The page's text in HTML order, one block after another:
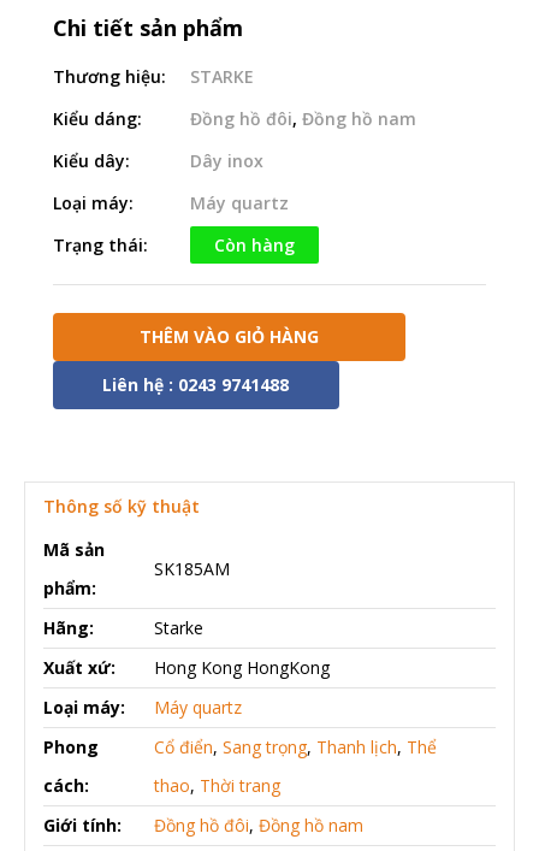
Chi tiết sản phẩm
Thương hiệu:
STARKE
Kiểu dáng:
Đồng hồ đôi, Đồng hồ nam
Kiểu dây:
Dây inox
Loại máy:
Máy quartz
Trạng thái:
Còn hàng
THÊM VÀO GIỎ HÀNG
Liên hệ : 0243 9741488
Thông số kỹ thuật
Mã sản
phẩm:
SK185AM
Hãng:
Starke
Xuất xứ:
Hong Kong HongKong
Loại máy:
Máy quartz
Phong
cách:
Cổ điển, Sang trọng, Thanh lịch, Thể
thao, Thời trang
Giới tính:
Đồng hồ đôi, Đồng hồ nam